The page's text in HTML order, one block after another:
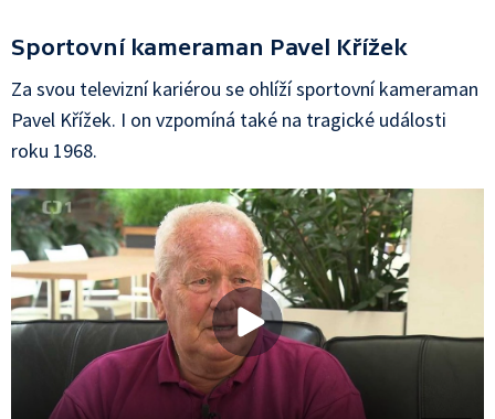
Sportovní kameraman Pavel Křížek
Za svou televizní kariérou se ohlíží sportovní kameraman
Pavel Křížek. I on vzpomíná také na tragické události
roku 1968.